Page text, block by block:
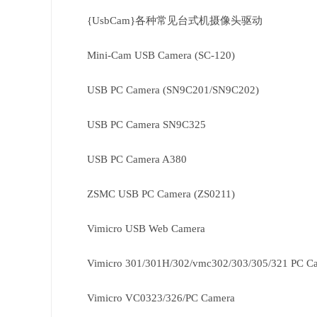
{UsbCam}各种常见台式机摄像头驱动
Mini-Cam USB Camera (SC-120)
USB PC Camera (SN9C201/SN9C202)
USB PC Camera SN9C325
USB PC Camera A380
ZSMC USB PC Camera (ZS0211)
Vimicro USB Web Camera
Vimicro 301/301H/302/vmc302/303/305/321 PC
Vimicro VC0323/326/PC Camera